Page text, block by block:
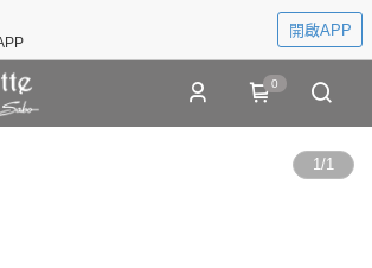
開啟APP
0
1/1